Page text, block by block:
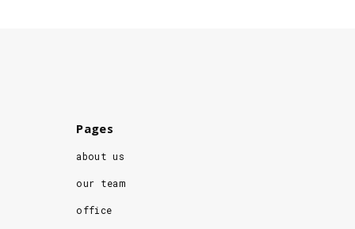
Pages
about us
our team
office